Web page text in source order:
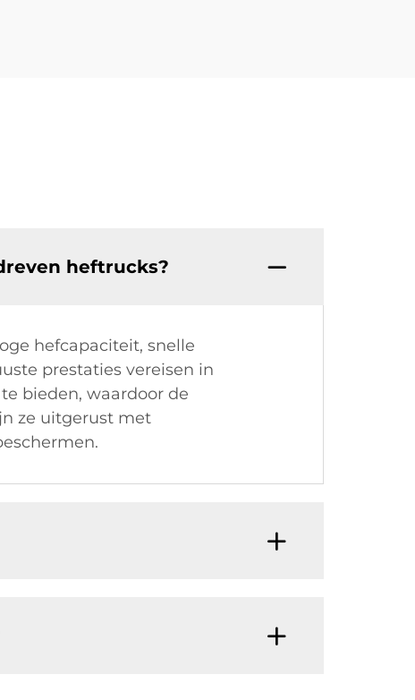
heftrucks?
hefcapaciteit, snelle
prestaties vereisen in
bieden, waardoor de
ze uitgerust met